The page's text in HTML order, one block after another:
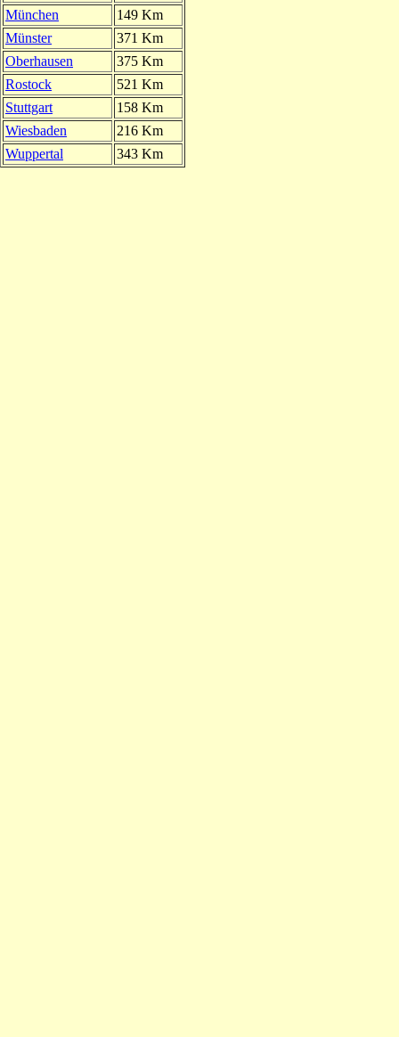
München
149 Km
Münster
371 Km
Oberhausen
375 Km
Rostock
521 Km
Stuttgart
158 Km
Wiesbaden
216 Km
Wuppertal
343 Km